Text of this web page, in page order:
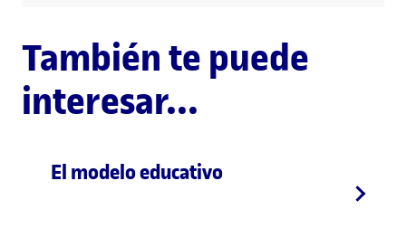
También te puede
interesar...
El modelo educativo